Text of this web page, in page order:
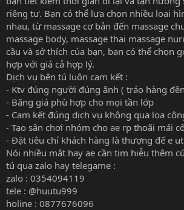
riêng tư. Bạn có thể lựa chọn nhiều loại
nhau, từ massage cơ bản đến massage
massage body, massage thai massage
cầu và sở thích của bạn, bạn có thể chọn
hợp với giá cả hợp lý.
Dịch vụ bên tú luôn cam kết :
- Ktv đúng người đúng ãnh ( tráo hàng
- Bãng giá phù hợp cho mọi tần lớp
- Cam kết đúng dịch vụ không qua loa
- Tạo sân chơi nhóm cho ae rp thoãi mái
- Đặt tiêu chí khách hàng là thượng đế e
Nói nhiều mât hay ae cần tim hiễu thêm
tú qua zalo hay telegame :
zalo : 0354094119
tele : @huutu999
holine : 0877676096